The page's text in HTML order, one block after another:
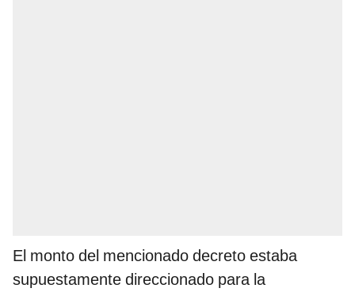
El monto del mencionado decreto estaba
supuestamente direccionado para la